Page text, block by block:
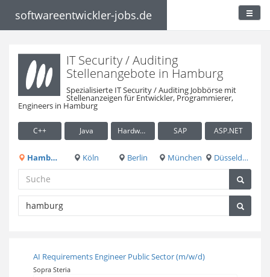
softwareentwickler-jobs.de
IT Security / Auditing
Stellenangebote in Hamburg
Spezialisierte IT Security / Auditing Jobbörse mit
Stellenanzeigen für Entwickler, Programmierer,
Engineers in Hamburg
C++ Java Hardware / Embedded SAP ASP.NET
Hamburg Köln Berlin München Düsseldorf
AI Requirements Engineer Public Sector (m/w/d)
Sopra Steria